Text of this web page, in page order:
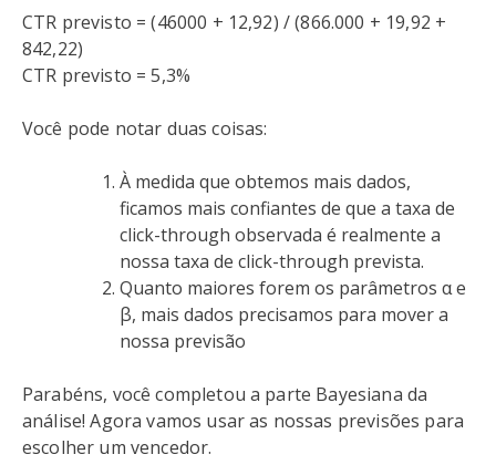
CTR previsto = (46000 + 12,92) / (866.000 + 19,92 +
842,22)
CTR previsto = 5,3%
Você pode notar duas coisas:
À medida que obtemos mais dados,
ficamos mais confiantes de que a taxa de
click-through observada é realmente a
nossa taxa de click-through prevista.
Quanto maiores forem os parâmetros α e
β, mais dados precisamos para mover a
nossa previsão
Parabéns, você completou a parte Bayesiana da
análise! Agora vamos usar as nossas previsões para
escolher um vencedor.